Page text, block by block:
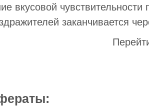
вкусовой чувствительности
заканчивается